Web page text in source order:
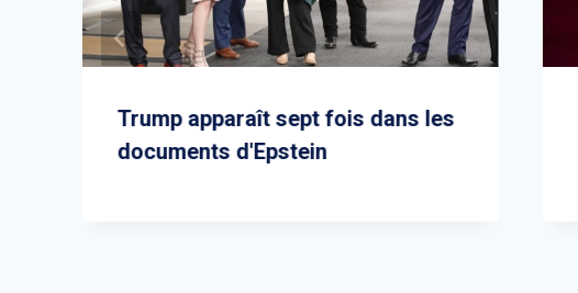
Trump apparaît sept fois dans les
documents d'Epstein